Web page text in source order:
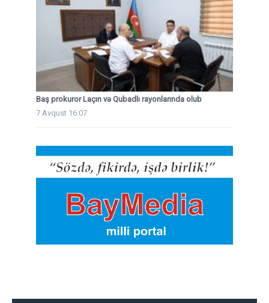
Baş prokuror Laçın və Qubadlı rayonlarında olub
7 Avqust 16:07